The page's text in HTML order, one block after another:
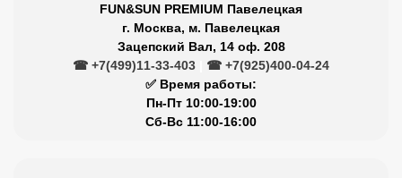
FUN&SUN PREMIUM Павелецкая
г. Москва, м. Павелецкая
Зацепский Вал, 14 оф. 208
☎ +7(499)11-33-403
☎ +7(925)400-04-24
✅ Время работы:
Пн-Пт 10:00-19:00
Сб-Вс 11:00-16:00